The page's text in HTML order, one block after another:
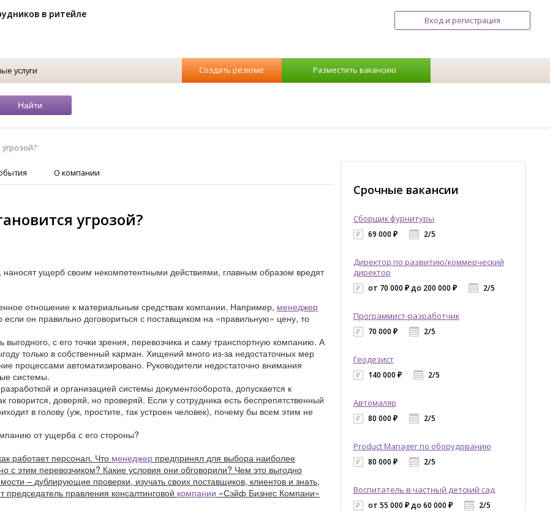
в ритейле
Вход и регистрация
услуги Создать резюме Разместить вакансию
О компании
угрозой?
наносят ущерб своим некомпетентными действиями, главным образом вредят
отношение к материальным средствам компании. Например, менеджер
он правильно договориться с поставщиком на «правильную» цену, то
с его точки зрения, перевозчика и саму транспортную компанию. А
только в собственный карман. Хищений много из-за недостаточных мер
процессами автоматизировано. Руководители недостаточно внимания
системы.
и организацией системы документооборота, допускается к
говорится, доверяй, но проверяй. Если у сотрудника есть беспрепятственный
в голову (уж, простите, так устроен человек), почему бы всем этим не
от ущерба с его стороны?
работает персонал. Что менеджер предпринял для выбора наиболее
этим перевозчиком? Какие условия они обговорили? Чем это выгодно
– дублирующие проверки, изучать своих поставщиков, клиентов и знать,
председатель правления консалтинговой компании «Сэйф Бизнес Компани»
Срочные вакансии
Сборщик фурнитуры
69 000 ₽ 2/5
Директор по развитию/коммерческий
директор
от 70 000 ₽ до 200 000 ₽ 2/5
Программист-разработчик
70 000 ₽ 2/5
Геодезист
140 000 ₽ 2/5
Автомаляр
80 000 ₽ 2/5
Product Manager по оборудованию
80 000 ₽ 2/5
Воспитатель в частный детский сад
от 55 000 ₽ до 60 000 ₽ 2/5